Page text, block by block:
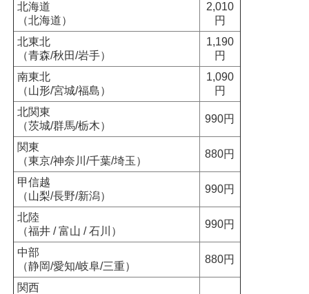
北海道
（北海道）
2,010
円
北東北
（青森/秋田/岩手）
1,190
円
南東北
（山形/宮城/福島）
1,090
円
北関東
（茨城/群馬/栃木）
990円
関東
（東京/神奈川/千葉/埼玉）
880円
甲信越
（山梨/長野/新潟）
990円
北陸
（福井 / 富山 / 石川）
990円
中部
（静岡/愛知/岐阜/三重）
880円
関西